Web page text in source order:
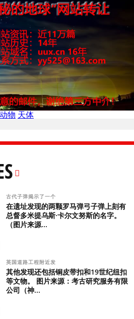
动物天体
古代子弹揭示了一个
在遗址发现的两颗罗马弹弓子弹上刻有
总督多米提乌斯·卡尔文努斯的名字。
（图片来源...
英国道路工程附近发
其他发现还包括铜皮带扣和19世纪纽扣
等文物。 图片来源：考古研究服务有限
公司（神...